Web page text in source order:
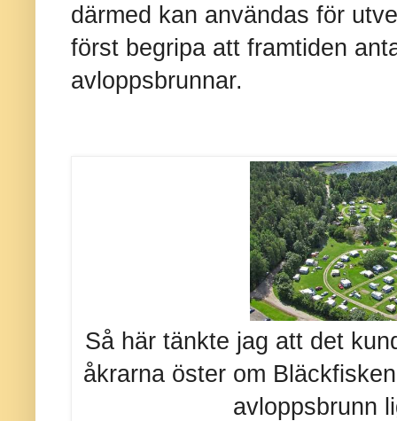
därmed kan användas för
först begripa att framtiden
avloppsbrunnar.
Så här tänkte jag att det
åkrarna öster om
avloppsbrunn